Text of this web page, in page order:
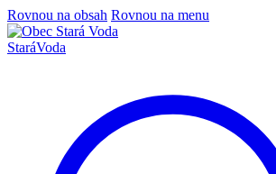
Rovnou na obsah Rovnou na menu
StaráVoda